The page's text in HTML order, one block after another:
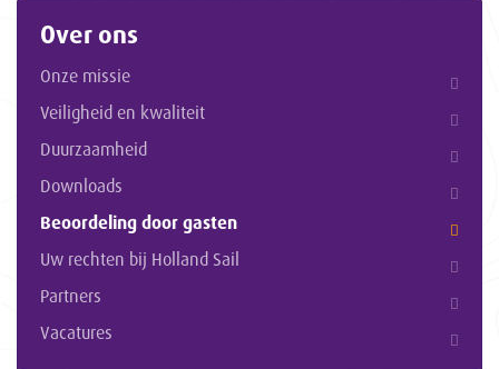
Over ons
Onze missie
Veiligheid en kwaliteit
Duurzaamheid
Downloads
Beoordeling door gasten
Uw rechten bij Holland Sail
Partners
Vacatures